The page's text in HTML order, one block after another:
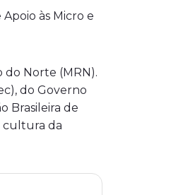
às Micro e
do Norte (MRN).
do Governo
Brasileira de
cultura da